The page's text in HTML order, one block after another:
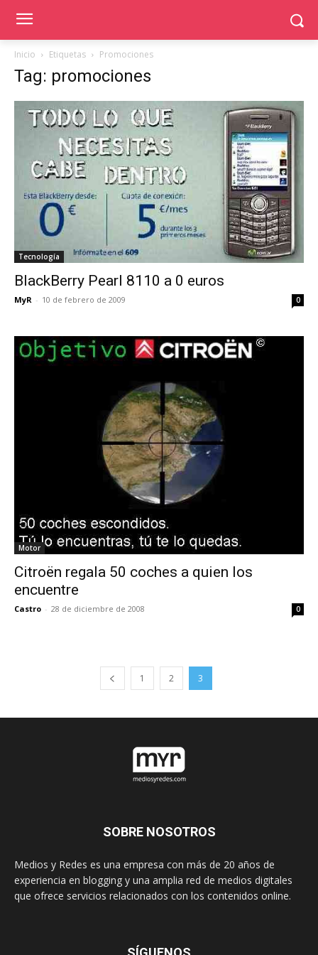
Inicio Etiquetas Promociones
Tag: promociones
Tecnología
BlackBerry Pearl 8110 a 0 euros
MyR - 10 de febrero de 2009 0
Motor
Citroën regala 50 coches a quien los
encuentre
Castro - 28 de diciembre de 2008 0
1 2 3
SOBRE NOSOTROS
Medios y Redes es una empresa con más de 20 años de
experiencia en blogging y una amplia red de medios digitales
que ofrece servicios relacionados con los contenidos online.